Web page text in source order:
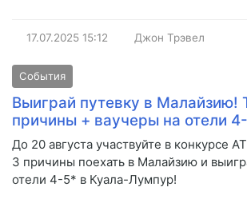
17.07.2025 15:12 Джон Трэвел
События
Выиграй путевку в Малайзию!
причины + ваучеры на отели
До 20 августа участвуйте в конкурсе
3 причины поехать в Малайзию и
отели 4-5* в Куала-Лумпур!